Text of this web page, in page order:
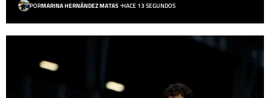
PORMARINA HERNÁNDEZ MATAS HACE 13 SEGUNDOS